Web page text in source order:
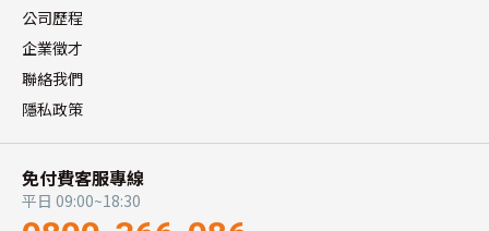
公司歷程
企業徵才
聯絡我們
隱私政策
免付費客服專線
平日 09:00~18:30